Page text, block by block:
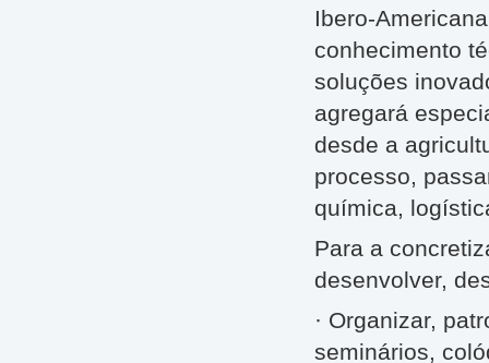
Ibero-
conhecimento
soluções
agregará
desde a
processo,
química,
Para a
desenvolver,
· Organizar,
seminários,